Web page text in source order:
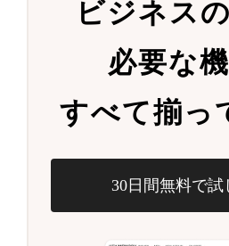
ビジネス
必要な
すべて揃っ
30日間無料で試